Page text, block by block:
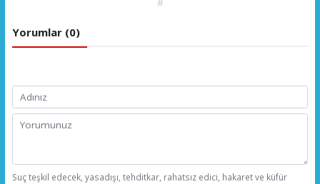
#
Yorumlar (0)
Suç teşkil edecek, yasadışı, tehditkar, rahatsız edici, hakaret ve küfür